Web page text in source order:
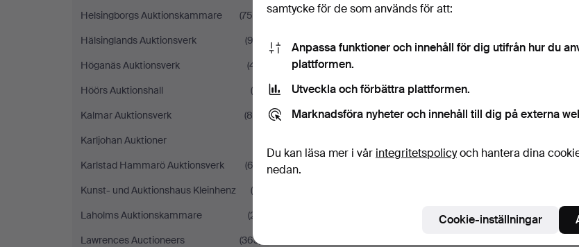
Helsingborgs Auktionskammare
(756)
Hälsinglands Auktionsverk
(93)
Höganäs Auktionsverk
(41)
Höörs Auktionshall
(4)
Kalmar Auktionsverk
(88)
Karljohan Auktioner
Karlstad Hammarö Auktionsverk
(63)
Kunst- und Auktionshaus Kleinhenz
(6)
Laholms Auktionskammare
(21)
Lawrences Auctioneers
(363)
SAMEKNIV, renhorn och
läder, signerad F. O.
15 bud
läder, signerad SU.
6 bud
samtycke för de som används för att:
Anpassa funktioner och innehåll för dig utifrån hur du
plattformen.
Utveckla och förbättra plattformen.
Marknadsföra nyheter och innehåll till dig på externa
Du kan läsa mer i vår integritetspolicyoch hantera dina
nedan.
Cookie-inställningar